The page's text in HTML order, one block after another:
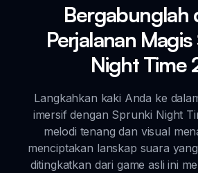
Bergabunglah
Perjalanan
Night Time
Langkahkan kaki Anda ke
imersif dengan Sprunki Night
melodi tenang dan visual
menciptakan lanskap suara
ditingkatkan dari game asli ini